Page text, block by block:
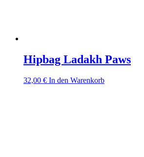
Hipbag Ladakh Paws
32,00 € In den Warenkorb